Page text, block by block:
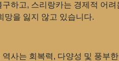
구하고, 스리랑카는 경제적 어
망을 잃지 않고 있습니다.
역사는 회복력, 다양성 및 풍부